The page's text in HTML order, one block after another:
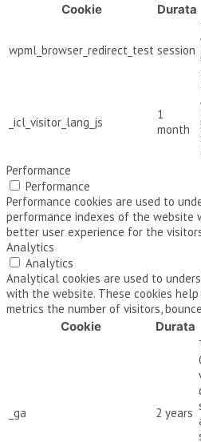
Cookie
Durata
wpml_browser_redirect_test session
_icl_visitor_lang_js
1
month
Performance
Performance
Performance cookies are used to
performance indexes of the website
better user experience for the
Analytics
Analytics
Analytical cookies are used to
with the website. These cookies
metrics the number of visitors,
Cookie
Durata
_ga 2 years